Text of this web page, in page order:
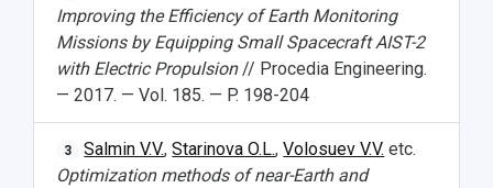
Умный дом бабочек
Международный межвузовский кампус
Сведения об образовательной организации
Официальные документы
Improving the Efficiency of Earth Monitoring
Missions by Equipping Small Spacecraft AIST-2
with Electric Propulsion// Procedia Engineering.
— 2017. — Vol. 185. — P. 198-204
3 Salmin V.V.,Starinova O.L.,Volosuev V.V. etc.
Optimization methods of near-Earth and